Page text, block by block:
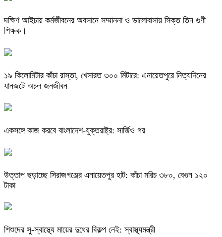
দক্ষিণ আইচায় কর্মজীবনের অবসানে সম্মাননা ও ভালোবাসায় সিক্ত তিন গুণী
শিক্ষক।
​১৯ কিলোমিটার কাঁচা রাস্তা, খেসারত ৩০০ মিটারে: এনায়েতপুরে নিত্যদিনের
যানজটে অচল জনজীবন
একসঙ্গে কাজ করবে বাংলাদেশ-যুক্তরাষ্ট্র: সার্জিও গর
উত্তাপ ছড়াচ্ছে সিরাজগঞ্জের এনায়েতপুর হাট: কাঁচা মরিচ ৩৮০, বেগুন ১২০
টাকা
শিশুদের সু-স্বাস্থ্যে মায়ের দুধের বিকল্প নেই: স্বাস্থ্যমন্ত্রী